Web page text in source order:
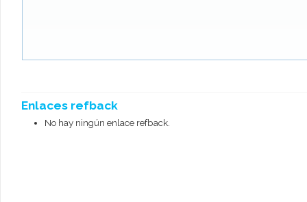
Enlaces refback
No hay ningún enlace refback.